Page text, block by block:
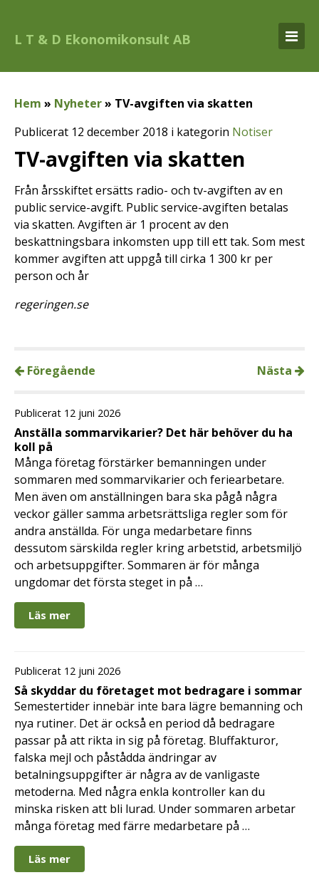
L T & D Ekonomikonsult AB
Hem » Nyheter» TV-avgiften via skatten
Publicerat 12 december 2018 i kategorin Notiser
TV-avgiften via skatten
Från årsskiftet ersätts radio- och tv-avgiften av en
public service-avgift. Public service-avgiften betalas
via skatten. Avgiften är 1 procent av den
beskattningsbara inkomsten upp till ett tak. Som mest
kommer avgiften att uppgå till cirka 1 300 kr per
person och år
regeringen.se
Föregående Nästa
Publicerat 12 juni 2026
Anställa sommarvikarier? Det här behöver du ha
koll på
Många företag förstärker bemanningen under
sommaren med sommarvikarier och feriearbetare.
Men även om anställningen bara ska pågå några
veckor gäller samma arbetsrättsliga regler som för
andra anställda. För unga medarbetare finns
dessutom särskilda regler kring arbetstid, arbetsmiljö
och arbetsuppgifter. Sommaren är för många
ungdomar det första steget in på …
Läs mer
Publicerat 12 juni 2026
Så skyddar du företaget mot bedragare i sommar
Semestertider innebär inte bara lägre bemanning och
nya rutiner. Det är också en period då bedragare
passar på att rikta in sig på företag. Bluffakturor,
falska mejl och påstådda ändringar av
betalningsuppgifter är några av de vanligaste
metoderna. Med några enkla kontroller kan du
minska risken att bli lurad. Under sommaren arbetar
många företag med färre medarbetare på …
Läs mer